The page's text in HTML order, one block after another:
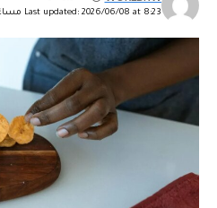
Last updated: 2026/06/08 at 8:23 مساءً